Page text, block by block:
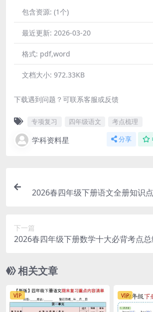
包含资源: (1个)
最近更新: 2026-03-20
格式: pdf,word
文档大小: 972.33KB
下载遇到问题？可联系客服或反馈
专项复习 四年级语文 考点梳理
学科资料星 分享
2026春四年级下册语文全册知识
下一篇
2026春四年级下册数学十大必背考点总
相关文章
VIP VIP